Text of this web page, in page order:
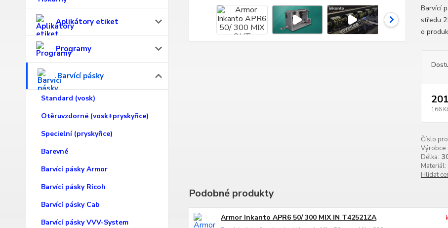
Aplikátory etiket
Programy
Barvící pásky
Standard (vosk)
Otěruvzdorné (vosk+pryskyřice)
Specielní (pryskyřice)
Barevné
Barvící pásky Armor
Barvící pásky Ricoh
Barvící pásky Cab
Barvící pásky VVV-System
Barvící
středu
o
166
Číslo
Výrobce:
Délka:
Materiál:
Hlídat
Podobné produkty
Armor Inkanto APR6 50/ 300 MIX IN T42521ZA